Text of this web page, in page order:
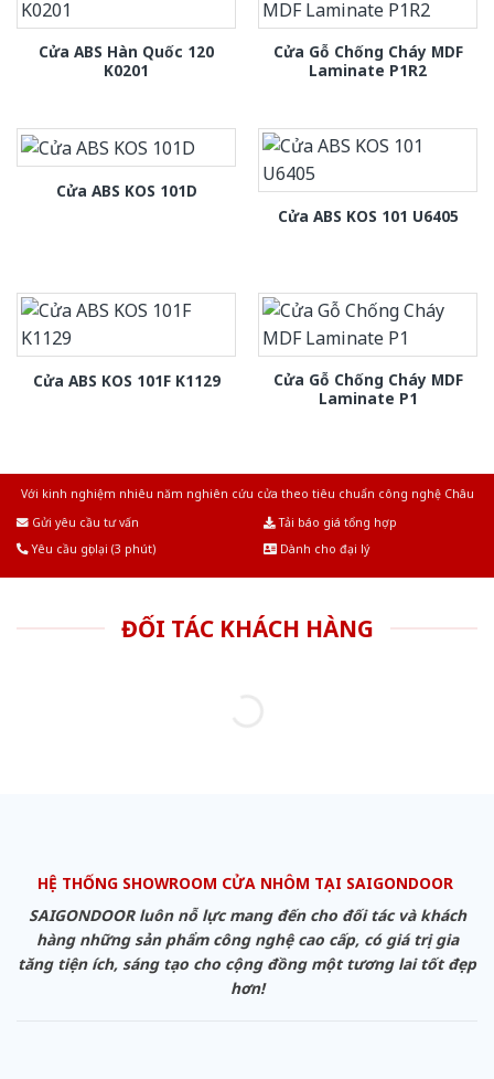
Cửa ABS Hàn Quốc 120
K0201
Cửa Gỗ Chống Cháy MDF
Laminate P1R2
Cửa ABS KOS 101D
Cửa ABS KOS 101 U6405
Cửa ABS KOS 101F K1129
Cửa Gỗ Chống Cháy MDF
Laminate P1
Với kinh nghiệm nhiêu năm nghiên cứu cửa theo tiêu chuẩn công nghệ Châu
Gửi yêu cầu tư vấn
Tải báo giá tổng hợp
Yêu cầu gọi lại (3 phút)
Dành cho đại lý
ĐỐI TÁC KHÁCH HÀNG
HỆ THỐNG SHOWROOM CỬA NHÔM TẠI SAIGONDOOR
SAIGONDOOR luôn nỗ lực mang đến cho đối tác và khách
hàng những sản phẩm công nghệ cao cấp, có giá trị gia
tăng tiện ích, sáng tạo cho cộng đồng một tương lai tốt đẹp
hơn!